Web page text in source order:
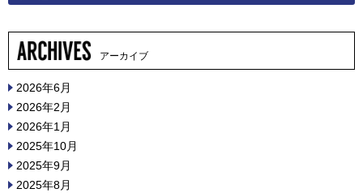
アーカイブ
2026年6月
2026年2月
2026年1月
2025年10月
2025年9月
2025年8月